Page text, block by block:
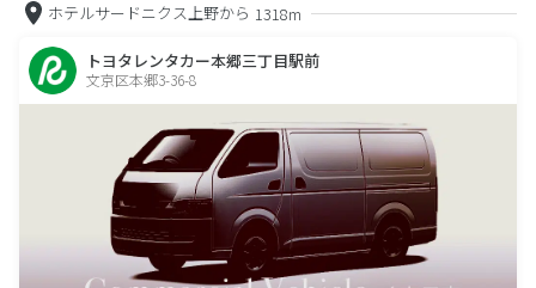
ホテルサードニクス上野から 1318m
トヨタレンタカー本郷三丁目駅前
文京区本郷3-36-8